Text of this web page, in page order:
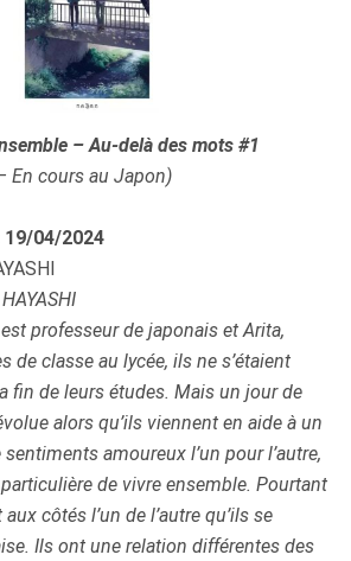
– Au-delà des mots #1
En cours au Japon)
04/2024
professeur de japonais et Arita,
de classe au lycée, ils ne s’étaient
fin de leurs études. Mais un jour de
alors qu’ils viennent en aide à un
sentiments amoureux l’un pour l’autre,
de vivre ensemble. Pourtant
côtés l’un de l’autre qu’ils se
Ils ont une relation différentes des